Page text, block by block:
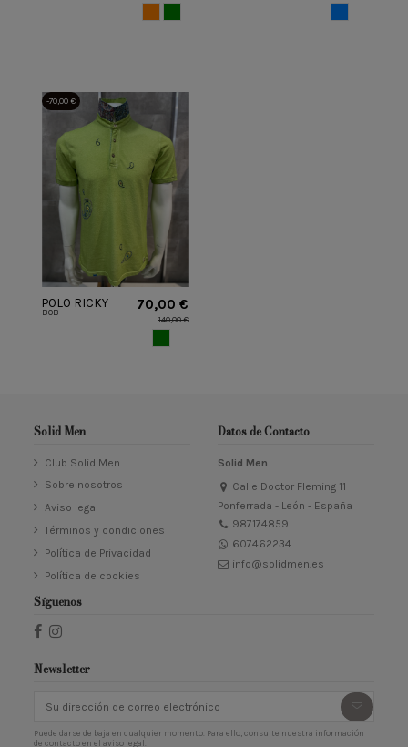
-70,00 €
POLO RICKY
R00378 BOB
BOB 70,00 €
140,00 €
Solid Men
Club Solid Men
Sobre nosotros
Aviso legal
Términos y condiciones
Política de Privacidad
Política de cookies
Datos de Contacto
Solid Men
Calle Doctor Fleming 11
Ponferrada - León - España
987174859
607462234
info@solidmen.es
Síguenos
Newsletter
Puede darse de baja en cualquier momento. Para ello, consulte nuestra información
de contacto en el aviso legal.